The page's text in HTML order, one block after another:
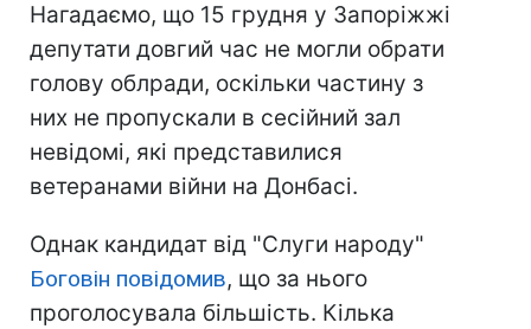
Нагадаємо, що 15 грудня у Запоріжжі
депутати довгий час не могли обрати
голову облради, оскільки частину з
них не пропускали в сесійний зал
невідомі, які представилися
ветеранами війни на Донбасі.
Однак кандидат від "Слуги народу"
Боговін повідомив, що за нього
проголосувала більшість. Кілька